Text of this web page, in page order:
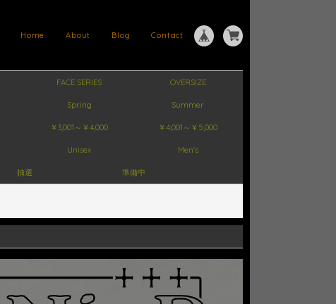
Contact
Blog
About
Home
FACE SERIES OVERSIZE
Spring Summer
￥3,001～￥4,000 ￥4,001～￥5,000
Unisex Men's
抽選 準備中